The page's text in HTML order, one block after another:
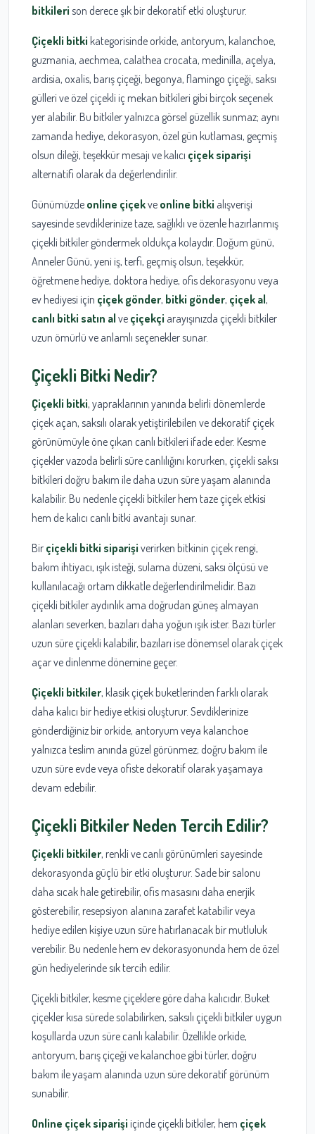
bitkileri son derece şık bir dekoratif etki oluşturur.
Çiçekli bitki kategorisinde orkide, antoryum, kalanchoe,
guzmania, aechmea, calathea crocata, medinilla, açelya,
ardisia, oxalis, barış çiçeği, begonya, flamingo çiçeği, saksı
gülleri ve özel çiçekli iç mekan bitkileri gibi birçok seçenek
yer alabilir. Bu bitkiler yalnızca görsel güzellik sunmaz; aynı
zamanda hediye, dekorasyon, özel gün kutlaması, geçmiş
olsun dileği, teşekkür mesajı ve kalıcı çiçek siparişi
alternatifi olarak da değerlendirilir.
Günümüzde online çiçekve online bitki alışverişi
sayesinde sevdiklerinize taze, sağlıklı ve özenle hazırlanmış
çiçekli bitkiler göndermek oldukça kolaydır. Doğum günü,
Anneler Günü, yeni iş, terfi, geçmiş olsun, teşekkür,
öğretmene hediye, doktora hediye, ofis dekorasyonu veya
ev hediyesi için çiçek gönder, bitki gönder, çiçek al,
canlı bitki satın al ve çiçekçi arayışınızda çiçekli bitkiler
uzun ömürlü ve anlamlı seçenekler sunar.
Çiçekli Bitki Nedir?
Çiçekli bitki, yapraklarının yanında belirli dönemlerde
çiçek açan, saksılı olarak yetiştirilebilen ve dekoratif çiçek
görünümüyle öne çıkan canlı bitkileri ifade eder. Kesme
çiçekler vazoda belirli süre canlılığını korurken, çiçekli saksı
bitkileri doğru bakım ile daha uzun süre yaşam alanında
kalabilir. Bu nedenle çiçekli bitkiler hem taze çiçek etkisi
hem de kalıcı canlı bitki avantajı sunar.
Bir çiçekli bitki siparişi verirken bitkinin çiçek rengi,
bakım ihtiyacı, ışık isteği, sulama düzeni, saksı ölçüsü ve
kullanılacağı ortam dikkatle değerlendirilmelidir. Bazı
çiçekli bitkiler aydınlık ama doğrudan güneş almayan
alanları severken, bazıları daha yoğun ışık ister. Bazı türler
uzun süre çiçekli kalabilir, bazıları ise dönemsel olarak çiçek
açar ve dinlenme dönemine geçer.
Çiçekli bitkiler, klasik çiçek buketlerinden farklı olarak
daha kalıcı bir hediye etkisi oluşturur. Sevdiklerinize
gönderdiğiniz bir orkide, antoryum veya kalanchoe
yalnızca teslim anında güzel görünmez; doğru bakım ile
uzun süre evde veya ofiste dekoratif olarak yaşamaya
devam edebilir.
Çiçekli Bitkiler Neden Tercih Edilir?
Çiçekli bitkiler, renkli ve canlı görünümleri sayesinde
dekorasyonda güçlü bir etki oluşturur. Sade bir salonu
daha sıcak hale getirebilir, ofis masasını daha enerjik
gösterebilir, resepsiyon alanına zarafet katabilir veya
hediye edilen kişiye uzun süre hatırlanacak bir mutluluk
verebilir. Bu nedenle hem ev dekorasyonunda hem de özel
gün hediyelerinde sık tercih edilir.
Çiçekli bitkiler, kesme çiçeklere göre daha kalıcıdır. Buket
çiçekler kısa sürede solabilirken, saksılı çiçekli bitkiler uygun
koşullarda uzun süre canlı kalabilir. Özellikle orkide,
antoryum, barış çiçeği ve kalanchoe gibi türler, doğru
bakım ile yaşam alanında uzun süre dekoratif görünüm
sunabilir.
Online çiçek siparişi içinde çiçekli bitkiler, hem çiçek